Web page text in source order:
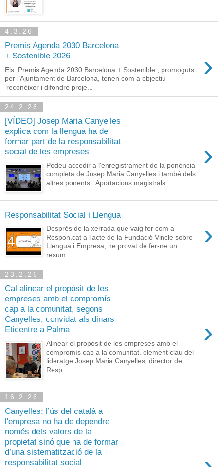
4.3.26
Premis Agenda 2030 Barcelona
+ Sostenible 2026
›
Els Premis Agenda 2030 Barcelona + Sostenible , promoguts
per l’Ajuntament de Barcelona, tenen com a objectiu
reconèixer i difondre proje...
24.2.26
[VÍDEO] Josep Maria Canyelles
explica com la llengua ha de
formar part de la responsabilitat
social de les empreses
›
Podeu accedir a l'enregistrament de la ponència
completa de Josep Maria Canyelles i també dels
altres ponents . Aportacions magistrals ...
Responsabilitat Social i Llengua
›
Després de la xerrada que vaig fer com a
Respon.cat a l'acte de la Fundació Vincle sobre
Llengua i Empresa, he provat de fer-ne un
resum...
23.2.26
Cal alinear el propòsit de les
empreses amb el compromís
cap a la comunitat, segons
Canyelles, convidat als dinars
Eticentre a Palma
›
Alinear el propòsit de les empreses amb el
compromís cap a la comunitat, element clau del
lideratge Josep Maria Canyelles, director de
Resp...
16.2.26
Canyelles: l’ús del català a
l'empresa no ha de dependre
només dels valors de la
propietat sinó que ha de formar
d’una sistematització de la
responsabilitat social